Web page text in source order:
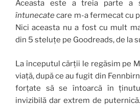
Aceasta este a treia parte a
întunecatecare m-a fermecat cu
Nici aceasta nu a fost cu mult
din 5 steluțe pe Goodreads, de la
La începutul cărții le regăsim pe
viață, după ce au fugit din
forțate să se întoarcă în
invizibilă dar extrem de